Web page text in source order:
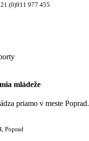
(0)911 977 455
mládeže
priamo v meste Poprad.
Poprad